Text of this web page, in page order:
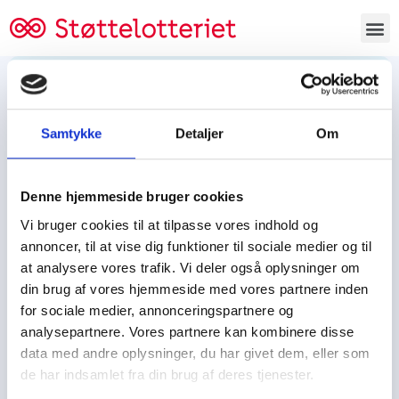
Samtykke Detaljer Om
Denne hjemmeside bruger cookies
Vi bruger cookies til at tilpasse vores indhold og
annoncer, til at vise dig funktioner til sociale medier og til
at analysere vores trafik. Vi deler også oplysninger om
din brug af vores hjemmeside med vores partnere inden
for sociale medier, annonceringspartnere og
analysepartnere. Vores partnere kan kombinere disse
data med andre oplysninger, du har givet dem, eller som
de har indsamlet fra din brug af deres tjenester.
Tjen penge og støt
Tjen penge til:
Spejdere/spejdergruppen/FDF’ere, m.fl.
Kontor
Tjenpengeogstoet.dk
Ejby Industrivej 91
DK – 2600 Glostrup
CVR: 19347508